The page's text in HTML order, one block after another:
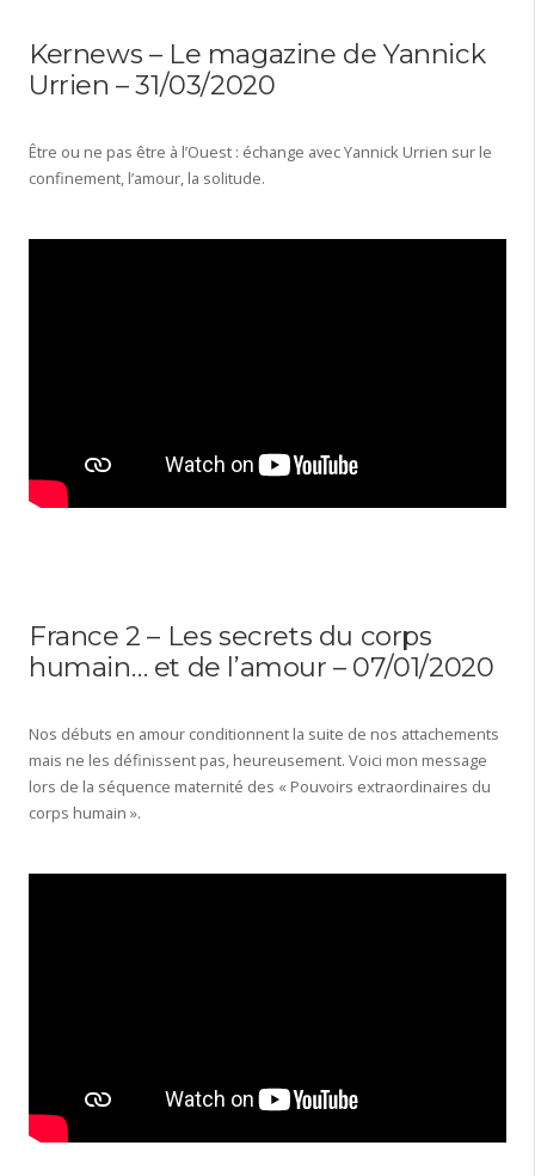
Kernews – Le magazine de Yannick
Urrien – 31/03/2020
Être ou ne pas être à l’Ouest : échange avec Yannick Urrien sur le
confinement, l’amour, la solitude.
France 2 – Les secrets du corps
humain… et de l’amour – 07/01/2020
Nos débuts en amour conditionnent la suite de nos attachements
mais ne les définissent pas, heureusement. Voici mon message
lors de la séquence maternité des « Pouvoirs extraordinaires du
corps humain ».